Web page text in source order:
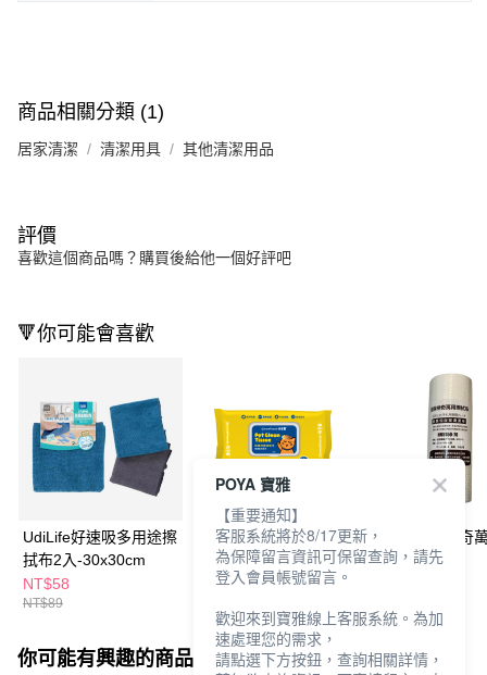
商品相關分類 (1)
居家清潔 清潔用具 其他清潔用品
評價
喜歡這個商品嗎？購買後給他一個好評吧
🔻你可能會喜歡
UdiLife好速吸多用途擦
拭布2入-30x30cm
NT$58
NT$89
有毛事除臭抑菌濕紙巾
50抽-除螨柔毛
NT$99
洁熊貓環保神奇
拭布70張
你可能有興趣的商品 全站排行
POYA 寶雅
【重要通知】
客服系統將於8/17更新，
為保障留言資訊可保留查詢，請先
登入會員帳號留言。
歡迎來到寶雅線上客服系統。為加
速處理您的需求，
請點選下方按鈕，查詢相關詳情，